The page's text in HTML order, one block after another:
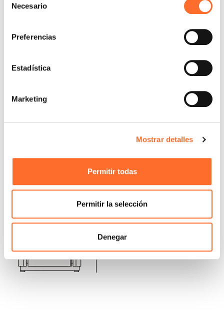
Necesario
Preferencias
Estadística
Marketing
Mostrar detalles
Permitir todas
Permitir la selección
Denegar